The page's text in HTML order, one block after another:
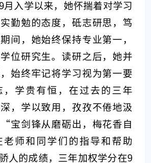
月入学以来，她怀揣着对学习
勤勉的态度，砥志研思，笃
间，她始终保持专业第一，
位研究生。读研之后，她并
始终牢记将学习视为第一要
，学贵有恒，在过去的三年
，学以致用，孜孜不倦地汲
宝剑锋从磨砺出，梅花香自
师和同学们的指导和帮助
人的成绩，三年加权学分在9